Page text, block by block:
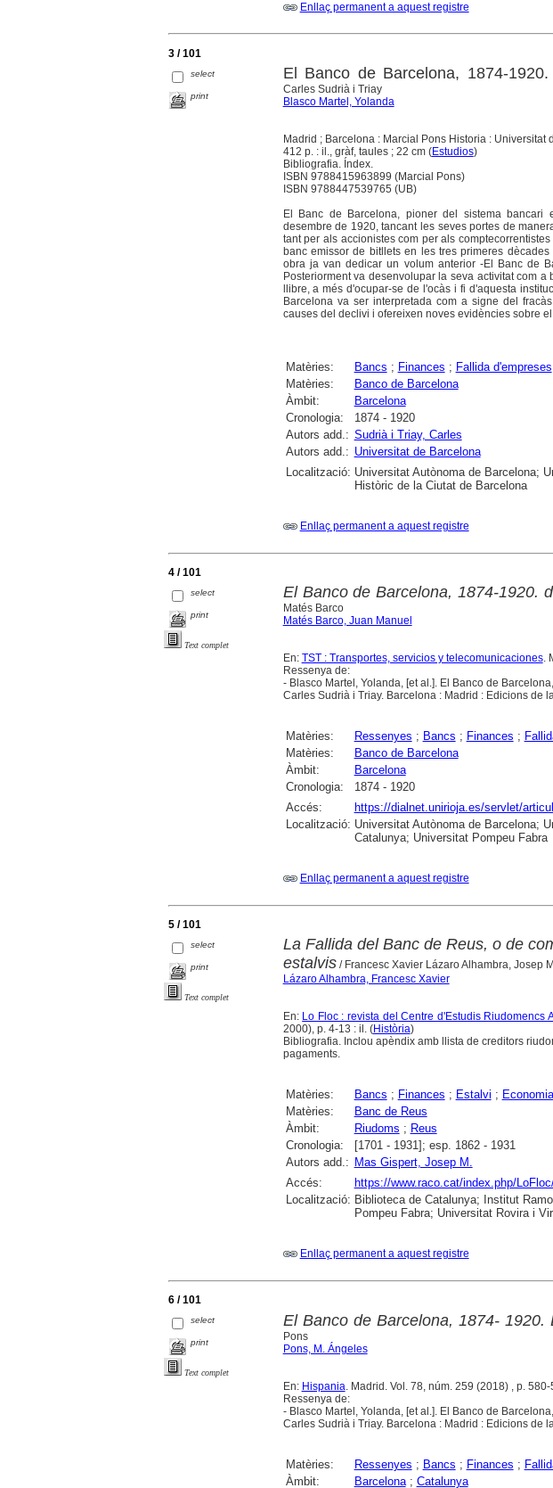
Enllaç permanent a aquest registre
3 / 101
select
print
El Banco de Barcelona, 1874-
Carles Sudrià i Triay
Blasco Martel, Yolanda
Madrid ; Barcelona : Marcial Pons Historia : Universitat
412 p. : il., gràf, taules ; 22 cm (Estudios)
Bibliografia. Índex.
ISBN 9788415963899 (Marcial Pons)
ISBN 9788447539765 (UB)
El Banc de Barcelona, pioner del sistema bancari
desembre de 1920, tancant les seves portes de
tant per als accionistes com per als
banc emissor de bitllets en les tres primeres
obra ja van dedicar un volum anterior -El Banc de
Posteriorment va desenvolupar la seva activitat com
llibre, a més d'ocupar-se de l'ocàs i fi d'aquesta
Barcelona va ser interpretada com a signe del
causes del declivi i ofereixen noves evidències sobre
Matèries: Bancs ; Finances ; Fallida d'empreses
Matèries:
Banco de Barcelona
Àmbit:
Barcelona
Cronologia:
1874 - 1920
Autors add.: Sudrià i Triay, Carles
Autors add.: Universitat de Barcelona
Localització: Universitat Autònoma de Barcelona;
Històric de la Ciutat de Barcelona
Enllaç permanent a aquest registre
4 / 101
select
print
Text complet
El Banco de Barcelona, 1874-1920.
Matés Barco
Matés Barco, Juan Manuel
En: TST : Transportes, servicios y telecomunicaciones.
Ressenya de:
- Blasco Martel, Yolanda, [et al.]. El Banco de
Carles Sudrià i Triay. Barcelona : Madrid : Edicions de
Matèries: Ressenyes ; Bancs ; Finances ;
Matèries:
Banco de Barcelona
Àmbit:
Barcelona
Cronologia:
1874 - 1920
Accés:
https://dialnet.unirioja.es/servlet/
Localització: Universitat Autònoma de Barcelona;
Catalunya; Universitat Pompeu Fabra
Enllaç permanent a aquest registre
5 / 101
select
print
Text complet
La Fallida del Banc de Reus, o de
estalvis/ Francesc Xavier Lázaro Alhambra, Josep
Lázaro Alhambra, Francesc Xavier
En: Lo Floc : revista del Centre d'Estudis Riudomencs
2000), p. 4-13 : il. (Història)
Bibliografia. Inclou apèndix amb llista de creditors
pagaments.
Matèries: Bancs ; Finances ; Estalvi ; Economia
Matèries:
Banc de Reus
Àmbit:
Riudoms ; Reus
Cronologia:
[1701 - 1931]; esp. 1862 - 1931
Autors add.: Mas Gispert, Josep M.
Accés:
https://www.raco.cat/index.php/
Localització: Biblioteca de Catalunya; Institut
Pompeu Fabra; Universitat Rovira i
Enllaç permanent a aquest registre
6 / 101
select
print
Text complet
El Banco de Barcelona, 1874- 1920.
Pons
Pons, M. Ángeles
En: Hispania . Madrid. Vol. 78, núm. 259 (2018) , p. 580-
Ressenya de:
- Blasco Martel, Yolanda, [et al.]. El Banco de
Carles Sudrià i Triay. Barcelona : Madrid : Edicions de
Matèries: Ressenyes ; Bancs ; Finances ;
Àmbit:
Barcelona; Catalunya